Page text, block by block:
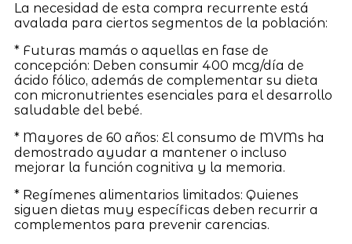
La necesidad de esta compra recurrente está
avalada para ciertos segmentos de la población:
* Futuras mamás o aquellas en fase de
concepción: Deben consumir 400 mcg/día de
ácido fólico, además de complementar su dieta
con micronutrientes esenciales para el desarrollo
saludable del bebé.
* Mayores de 60 años: El consumo de MVMs ha
demostrado ayudar a mantener o incluso
mejorar la función cognitiva y la memoria.
* Regímenes alimentarios limitados: Quienes
siguen dietas muy específicas deben recurrir a
complementos para prevenir carencias.